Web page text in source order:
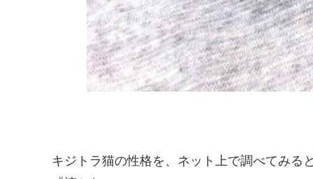
キジトラ猫の性格を、ネット上で調べてみる